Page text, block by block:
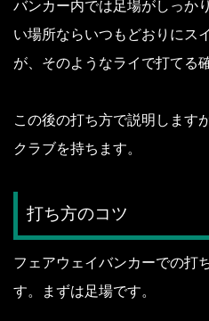
バンカー内では足場がしっか
い場所ならいつもどおりにス
が、そのようなライで打てる
この後の打ち方で説明します
クラブを持ちます。
打ち方のコツ
フェアウェイバンカーでの打
す。
まずは足場です。